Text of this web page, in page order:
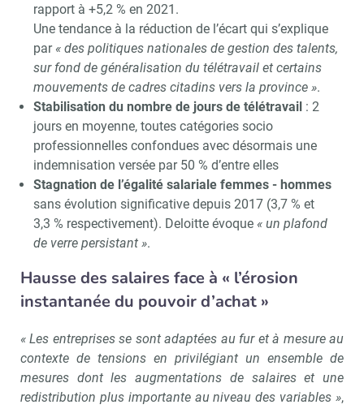
rapport à +5,2 % en 2021.
Une tendance à la réduction de l’écart qui s’explique
par « des politiques nationales de gestion des talents,
sur fond de généralisation du télétravail et certains
mouvements de cadres citadins vers la province ».
Stabilisation du nombre de jours de télétravail: 2
jours en moyenne, toutes catégories socio
professionnelles confondues avec désormais une
indemnisation versée par 50 % d’entre elles
Stagnation de l’égalité salariale femmes - hommes
sans évolution significative depuis 2017 (3,7 % et
3,3 % respectivement). Deloitte évoque « un plafond
de verre persistant ».
Hausse des salaires face à « l’érosion
instantanée du pouvoir d’achat »
« Les entreprises se sont adaptées au fur et à mesure au
contexte de tensions en privilégiant un ensemble de
mesures dont les augmentations de salaires et une
redistribution plus importante au niveau des variables »,